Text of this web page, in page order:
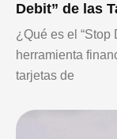
Debit” de las
¿Qué es el “Stop
herramienta
tarjetas de